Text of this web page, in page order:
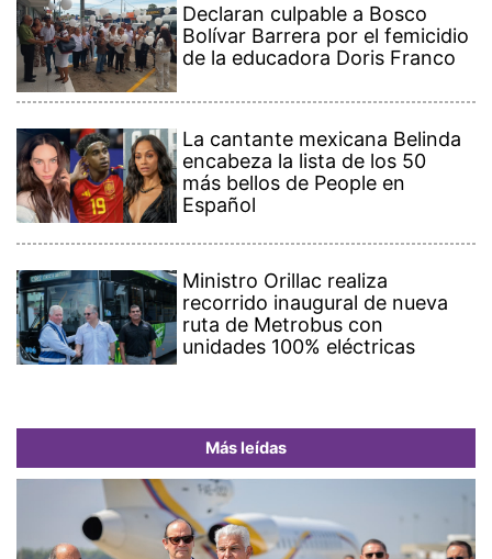
Declaran culpable a Bosco
Bolívar Barrera por el femicidio
de la educadora Doris Franco
La cantante mexicana Belinda
encabeza la lista de los 50
más bellos de People en
Español
Ministro Orillac realiza
recorrido inaugural de nueva
ruta de Metrobus con
unidades 100% eléctricas
Más leídas